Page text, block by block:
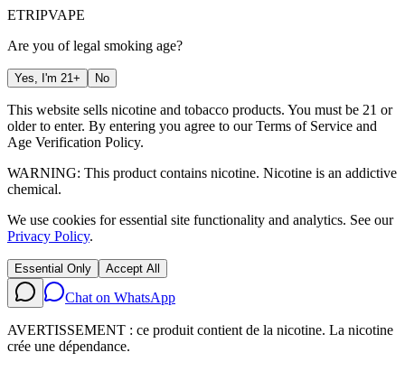
ETRIPVAPE
Are you of legal smoking age?
Yes, I'm 21+ No
This website sells nicotine and tobacco products. You must be 21 or
older to enter. By entering you agree to our Terms of Service and
Age Verification Policy.
WARNING: This product contains nicotine. Nicotine is an addictive
chemical.
We use cookies for essential site functionality and analytics. See our
Privacy Policy.
Essential Only Accept All
Chat on WhatsApp
AVERTISSEMENT : ce produit contient de la nicotine. La nicotine
crée une dépendance.